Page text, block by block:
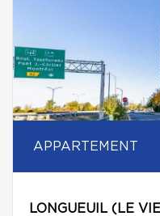
APPARTEMENT
LONGUEUIL (LE